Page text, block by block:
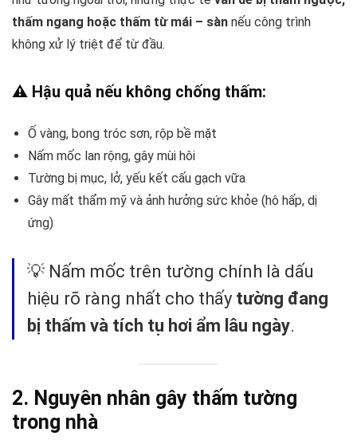
thấm ngang hoặc thấm từ mái – sàn nếu công trình
không xử lý triệt để từ đầu.
⚠️ Hậu quả nếu không chống thấm:
Ố vàng, bong tróc sơn, rộp bề mặt
Nấm mốc lan rộng, gây mùi hôi
Tường bị mục, lở, yếu kết cấu gạch vữa
Gây mất thẩm mỹ và ảnh hưởng sức khỏe (hô hấp, dị
ứng)
💡 Nấm mốc trên tường chính là dấu
hiệu rõ ràng nhất cho thấy tường đang
bị thấm và tích tụ hơi ẩm lâu ngày.
2. Nguyên nhân gây thấm tường
trong nhà